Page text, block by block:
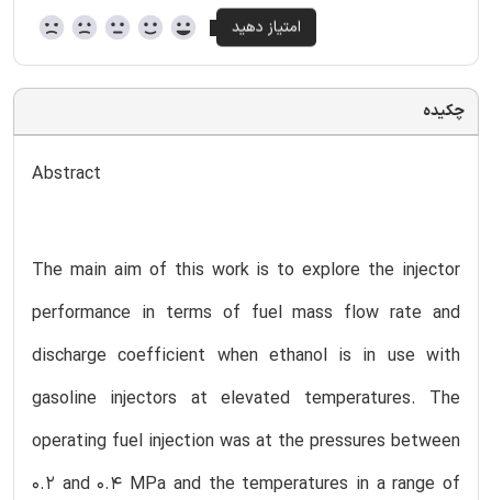
چکیده
Abstract
The main aim of this work is to explore the injector
performance in terms of fuel mass flow rate and
discharge coefficient when ethanol is in use with
gasoline injectors at elevated temperatures. The
operating fuel injection was at the pressures between
0.2 and 0.4 MPa and the temperatures in a range of